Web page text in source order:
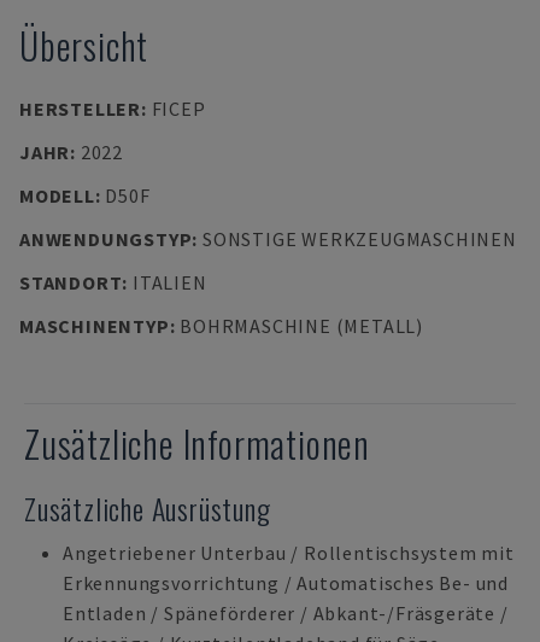
Übersicht
HERSTELLER: FICEP
JAHR: 2022
MODELL: D50F
ANWENDUNGSTYP: SONSTIGE WERKZEUGMASCHINEN
STANDORT: ITALIEN
MASCHINENTYP: BOHRMASCHINE (METALL)
Zusätzliche Informationen
Zusätzliche Ausrüstung
Angetriebener Unterbau / Rollentischsystem mit
Erkennungsvorrichtung / Automatisches Be- und
Entladen / Späneförderer / Abkant-/Fräsgeräte /